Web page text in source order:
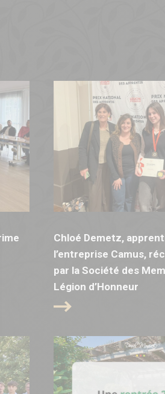
vos
Chloé Demetz,
l’entreprise Camus,
par la Société des
Légion d’Honneur